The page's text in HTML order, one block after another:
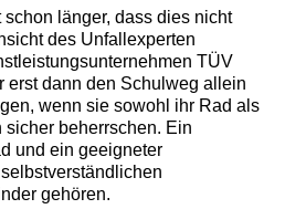
länger, dass dies nicht
des Unfallexperten
TÜV
erst dann den Schulweg allein
wenn sie sowohl ihr Rad als
beherrschen. Ein
und ein geeigneter
gehören.